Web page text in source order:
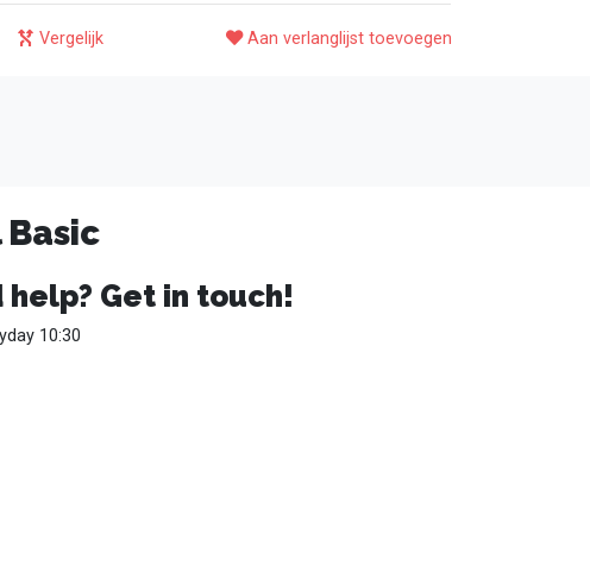
Vergelijk Aan verlanglijst toevoegen
help? Get in touch!
10:30